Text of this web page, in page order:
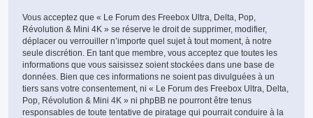
Vous acceptez que « Le Forum des Freebox Ultra, Delta, Pop,
Révolution & Mini 4K » se réserve le droit de supprimer, modifier,
déplacer ou verrouiller n’importe quel sujet à tout moment, à notre
seule discrétion. En tant que membre, vous acceptez que toutes les
informations que vous saisissez soient stockées dans une base de
données. Bien que ces informations ne soient pas divulguées à un
tiers sans votre consentement, ni « Le Forum des Freebox Ultra, Delta,
Pop, Révolution & Mini 4K » ni phpBB ne pourront être tenus
responsables de toute tentative de piratage qui pourrait conduire à la